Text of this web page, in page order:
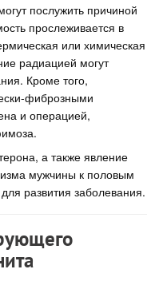
послужить причиной
прослеживается в
или химическая
радиацией могут
Кроме того,
фиброзными
и операцией,
а также явление
мужчины к половым
развития заболевания.